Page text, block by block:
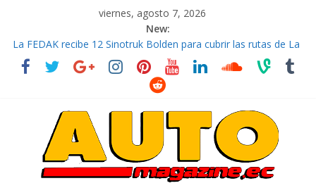
viernes, agosto 7, 2026
New:
La FEDAK recibe 12 Sinotruk Bolden para cubrir las rutas de La
Vuelta
El costo de tener un vehículo gana protagonismo a la hora de
¿Qué puede pasar con tu vehículo si permanece varios días sin
La Vuelta al Ecuador 2026, edición 47ª, recorre 7 provincias en 8